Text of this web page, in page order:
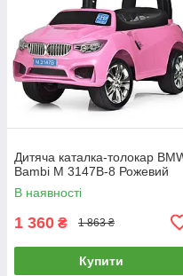
Дитяча каталка-толокар
Bambi M 3147B-8 Рожевий
В наявності
1 360 ₴ 1 863 ₴
Купити